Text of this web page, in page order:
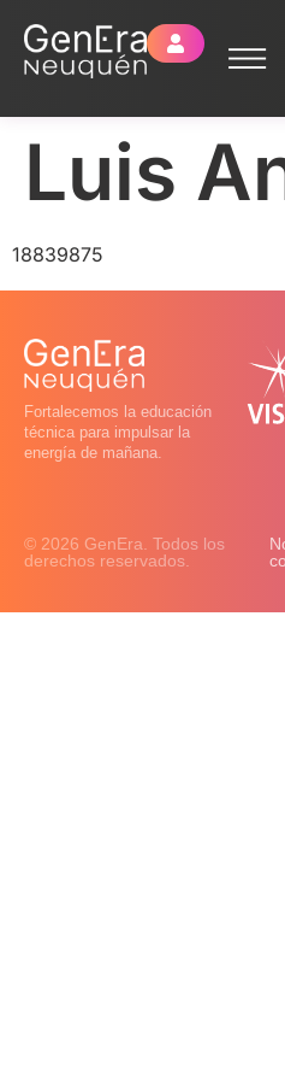
Luis
18839875
Fortalecemos la educación
técnica para impulsar la
energía de mañana.
© 2026 GenEra. Todos los
derechos reservados.